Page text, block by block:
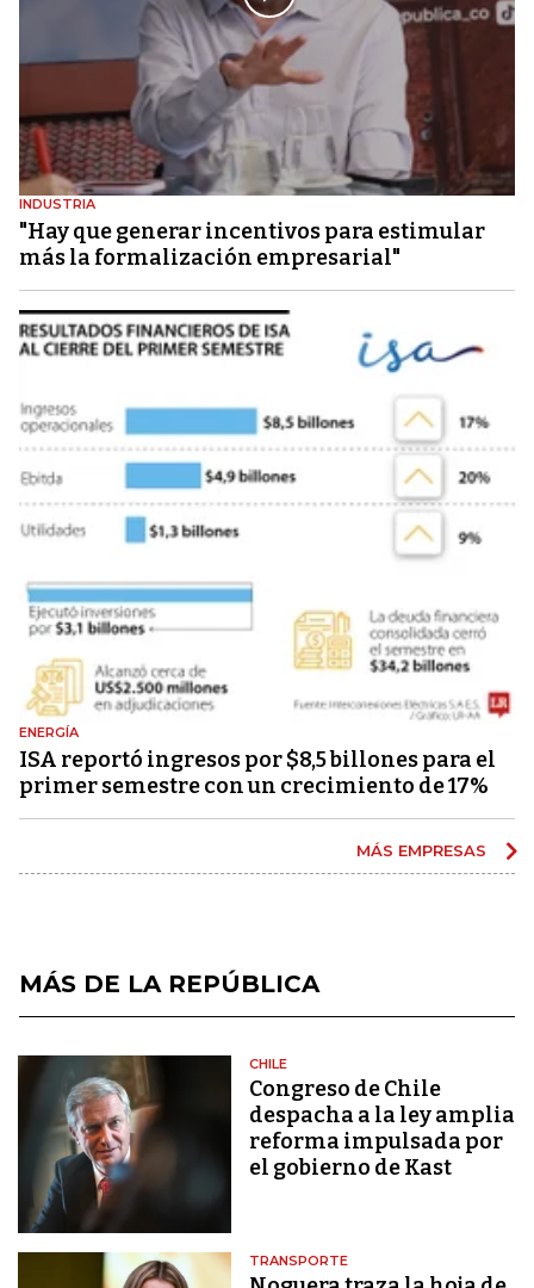
INDUSTRIA
"Hay que generar incentivos para estimular
más la formalización empresarial"
ENERGÍA
ISA reportó ingresos por $8,5 billones para el
primer semestre con un crecimiento de 17%
MÁS EMPRESAS
MÁS DE LA REPÚBLICA
CHILE
Congreso de Chile
despacha a la ley amplia
reforma impulsada por
el gobierno de Kast
TRANSPORTE